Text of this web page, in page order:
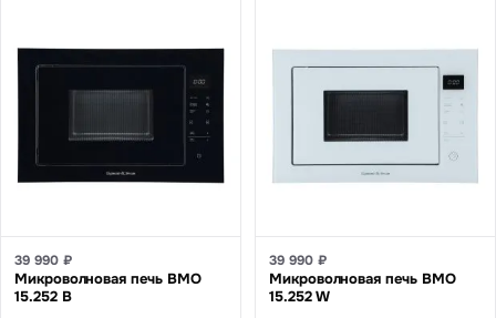
39 990 ₽
Микроволновая печь BMO
15.252 B
39 990 ₽
Микроволновая печь BMO
15.252 W